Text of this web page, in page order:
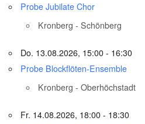
Probe Jubilate Chor
Kronberg - Schönberg
Do. 13.08.2026, 15:00 - 16:30
Probe Blockflöten-Ensemble
Kronberg - Oberhöchstadt
Fr. 14.08.2026, 18:00 - 18:30